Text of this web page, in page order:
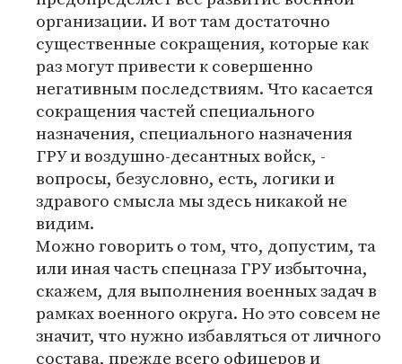
организации. И вот там достаточно
существенные сокращения, которые как
раз могут привести к совершенно
негативным последствиям. Что касается
сокращения частей специального
назначения, специального назначения
ГРУ и воздушно-десантных войск, -
вопросы, безусловно, есть, логики и
здравого смысла мы здесь никакой не
видим.
Можно говорить о том, что, допустим, та
или иная часть спецназа ГРУ избыточна,
скажем, для выполнения военных задач в
рамках военного округа. Но это совсем не
значит, что нужно избавляться от личного
состава, прежде всего офицеров и